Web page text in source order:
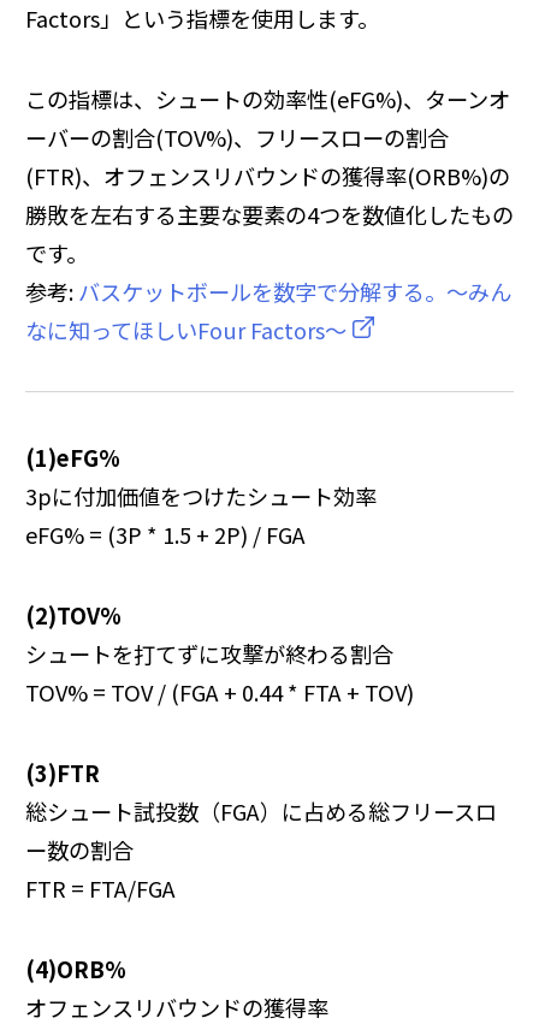
Factors」という指標を使用します。
この指標は、シュートの効率性(eFG%)、ターンオ
ーバーの割合(TOV%)、フリースローの割合
(FTR)、オフェンスリバウンドの獲得率(ORB%)の
勝敗を左右する主要な要素の4つを数値化したもの
です。
参考:バスケットボールを数字で分解する。～みん
なに知ってほしいFour Factors～
(1)eFG%
3pに付加価値をつけたシュート効率
eFG% = (3P * 1.5 + 2P) / FGA
(2)TOV%
シュートを打てずに攻撃が終わる割合
TOV% = TOV / (FGA + 0.44 * FTA + TOV)
(3)FTR
総シュート試投数（FGA）に占める総フリースロ
ー数の割合
FTR = FTA/FGA
(4)ORB%
オフェンスリバウンドの獲得率